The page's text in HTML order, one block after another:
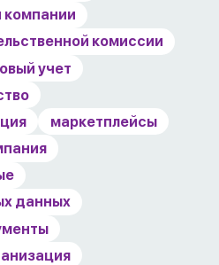
компании
комиссии
учет
маркетплейсы
данных